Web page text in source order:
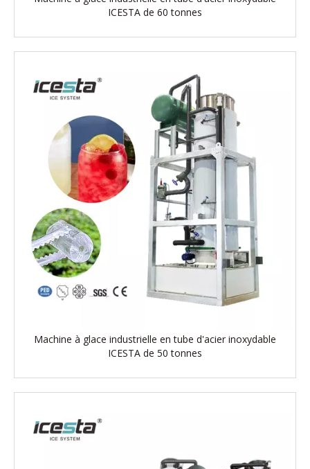
ICESTA de 60 tonnes
Machine à glace industrielle en tube d'acier inoxydable
ICESTA de 50 tonnes